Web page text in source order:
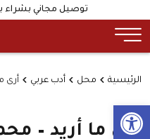
Open toolbar
توصيل مجاني بشراء بقيمة 300
الرئيسية محل أدب عربي أرى
أرى ما أريد –